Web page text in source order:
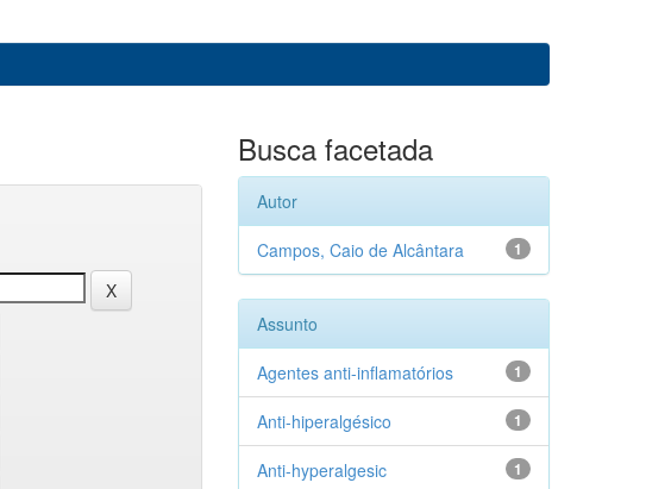
Busca facetada
Autor
1
Campos, Caio de Alcântara
Assunto
1
Agentes anti-inflamatórios
1
Anti-hiperalgésico
1
Anti-hyperalgesic